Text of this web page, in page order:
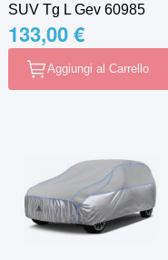
SUV Tg L Gev 60985
133,00 €
Aggiungi al Carrello